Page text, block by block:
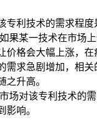
专利技术的需求程
果某一技术在市场
价格会大幅上涨，
需求急剧增加，相
之升高。
场对该专利技术的
影响。